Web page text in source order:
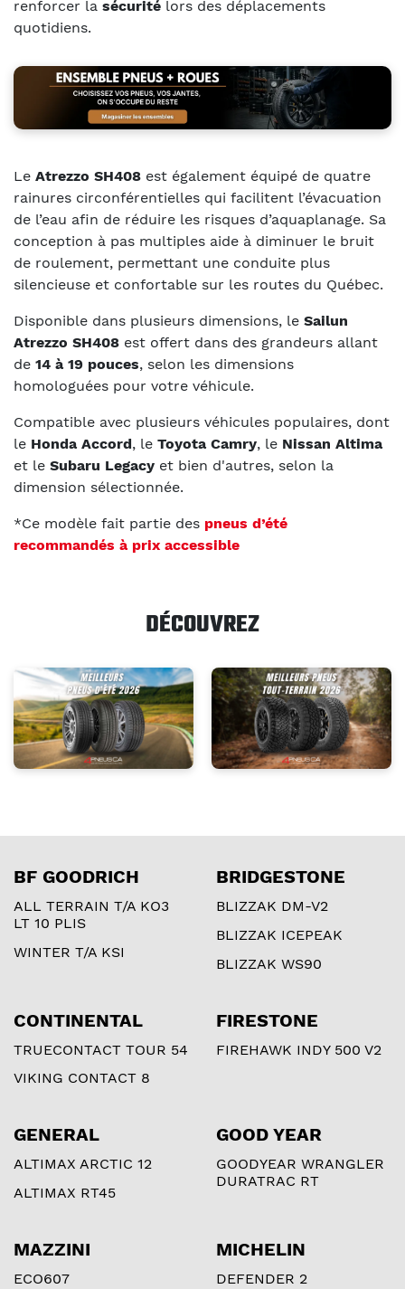
renforcer la sécurité lors des déplacements
quotidiens.
Le Atrezzo SH408 est également équipé de quatre
rainures circonférentielles qui facilitent l’évacuation
de l’eau afin de réduire les risques d’aquaplanage. Sa
conception à pas multiples aide à diminuer le bruit
de roulement, permettant une conduite plus
silencieuse et confortable sur les routes du Québec.
Disponible dans plusieurs dimensions, le Sailun
Atrezzo SH408 est offert dans des grandeurs allant
de 14 à 19 pouces, selon les dimensions
homologuées pour votre véhicule.
Compatible avec plusieurs véhicules populaires, dont
le Honda Accord, le Toyota Camry, le Nissan Altima
et le Subaru Legacy et bien d'autres, selon la
dimension sélectionnée.
*Ce modèle fait partie des pneus d’été
recommandés à prix accessible
DÉCOUVREZ
BF GOODRICH
ALL TERRAIN T/A KO3
LT 10 PLIS
WINTER T/A KSI
BRIDGESTONE
BLIZZAK DM-V2
BLIZZAK ICEPEAK
BLIZZAK WS90
CONTINENTAL
TRUECONTACT TOUR 54
VIKING CONTACT 8
FIRESTONE
FIREHAWK INDY 500 V2
GENERAL
ALTIMAX ARCTIC 12
ALTIMAX RT45
GOOD YEAR
GOODYEAR WRANGLER
DURATRAC RT
MAZZINI
ECO607
MICHELIN
DEFENDER 2